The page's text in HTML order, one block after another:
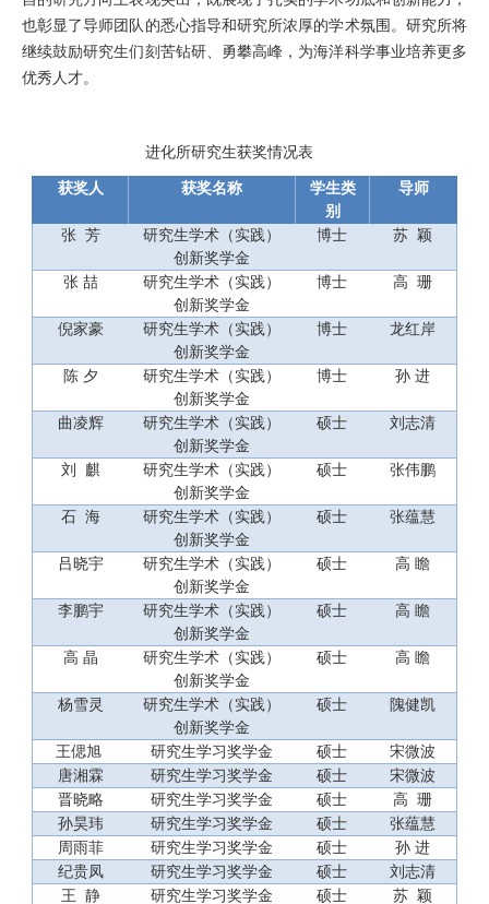
也彰显了导师团队的悉心指导和研究所浓厚的学术氛围。研究所将
继续鼓励研究生们刻苦钻研、勇攀高峰，为海洋科学事业培养更多
优秀人才。
进化所研究生获奖情况表
获奖人 获奖名称
学生类
别
导师
张 芳 研究生学术（实践）
创新奖学金
博士 苏 颖
张 喆 研究生学术（实践）
创新奖学金
博士 高 珊
倪家豪 研究生学术（实践）
创新奖学金
博士 龙红岸
陈 夕 研究生学术（实践）
创新奖学金
博士 孙 进
曲凌辉
研究生学术（实践）
创新奖学金
硕士 刘志清
刘 麒
研究生学术（实践）
创新奖学金
硕士 张伟鹏
石 海 研究生学术（实践）
创新奖学金
硕士 张蕴慧
吕晓宇
研究生学术（实践）
创新奖学金
硕士 高 瞻
李鹏宇
研究生学术（实践）
创新奖学金
硕士 高 瞻
高 晶 研究生学术（实践）
创新奖学金
硕士 高 瞻
杨雪灵 研究生学术（实践）
创新奖学金
硕士 隗健凯
王偲旭 研究生学习奖学金 硕士
宋微波
唐湘霖
研究生学习奖学金 硕士
宋微波
晋晓略
研究生学习奖学金 硕士 高 珊
孙昊玮
研究生学习奖学金 硕士
张蕴慧
周雨菲
研究生学习奖学金 硕士 孙 进
纪贵凤
研究生学习奖学金 硕士
刘志清
王 静 研究生学习奖学金 硕士 苏 颖